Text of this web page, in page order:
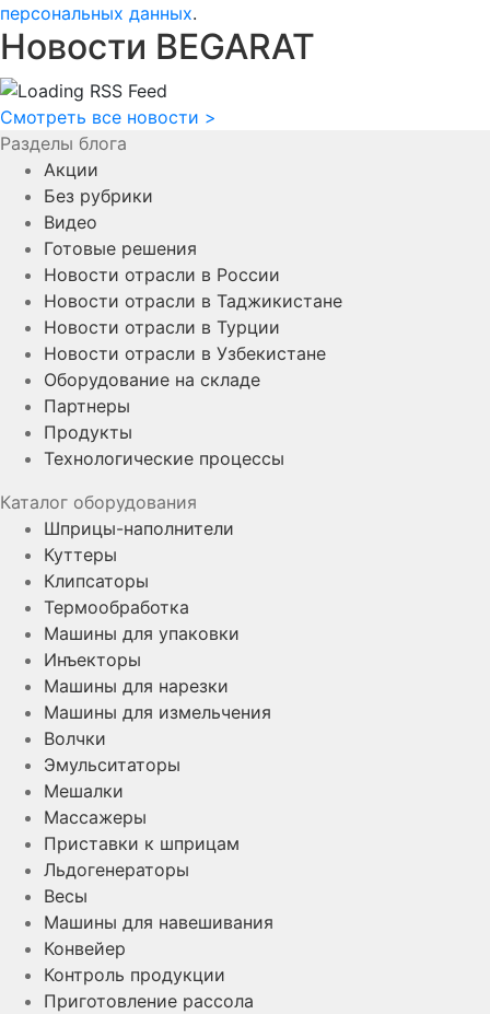
персональных данных.
Новости BEGARAT
Смотреть все новости >
Разделы блога
Акции
Без рубрики
Видео
Готовые решения
Новости отрасли в России
Новости отрасли в Таджикистане
Новости отрасли в Турции
Новости отрасли в Узбекистане
Оборудование на складе
Партнеры
Продукты
Технологические процессы
Каталог оборудования
Шприцы-наполнители
Куттеры
Клипсаторы
Термообработка
Машины для упаковки
Инъекторы
Машины для нарезки
Машины для измельчения
Волчки
Эмульситаторы
Мешалки
Массажеры
Приставки к шприцам
Льдогенераторы
Весы
Машины для навешивания
Конвейер
Контроль продукции
Приготовление рассола